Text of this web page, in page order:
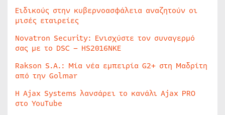
Ειδικούς στην κυβερνοασφάλεια αναζητούν οι
μισές εταιρείες
Novatron Security: Ενισχύστε τον συναγερμό
σας με το DSC – HS2016NKE
Rakson S.A.: Μία νέα εμπειρία G2+ στη Μαδρίτη
από την Golmar
Η Ajax Systems λανσάρει το κανάλι Ajax PRO
στο YouTube